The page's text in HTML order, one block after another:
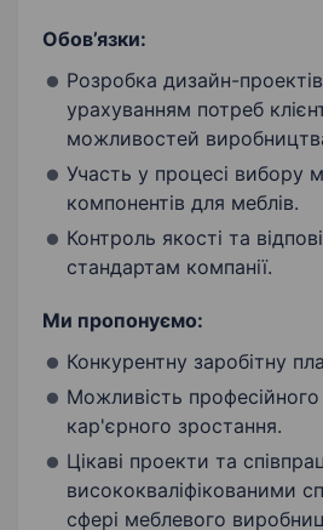
Обов’язки:
Розробка дизайн-
урахуванням потреб
можливостей
Участь у процесі вибору
компонентів для меблів.
Контроль якості та
стандартам компанії.
Ми пропонуємо:
Конкурентну заробітну
Можливість
кар'єрного зростання.
Цікаві проекти та
висококваліфікованими
сфері меблевого